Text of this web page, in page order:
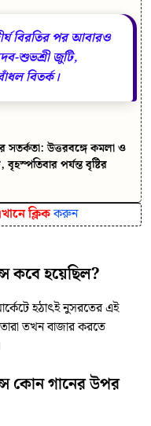
বিরতির পর আবারও
শুভশ্রী জুটি,
বিতর্ক।
সতর্কতা: উত্তরবঙ্গে কমলা ও
বৃহস্পতিবার পর্যন্ত বৃষ্টির
ক্লিককরুন
কবে হয়েছিল?
হঠাৎই নুসরতের এই
তখন বাজার করতে
কোন গানের উপর